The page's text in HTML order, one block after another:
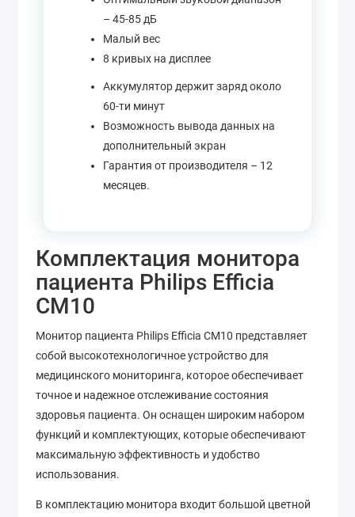
– 45-85 дБ
Малый вес
8 кривых на дисплее
Аккумулятор держит заряд около
60-ти минут
Возможность вывода данных на
дополнительный экран
Гарантия от производителя – 12
месяцев.
Комплектация монитора
пациента Philips Efficia
CM10
Монитор пациента Philips Efficia CM10 представляет
собой высокотехнологичное устройство для
медицинского мониторинга, которое обеспечивает
точное и надежное отслеживание состояния
здоровья пациента. Он оснащен широким набором
функций и комплектующих, которые обеспечивают
максимальную эффективность и удобство
использования.
В комплектацию монитора входит большой цветной